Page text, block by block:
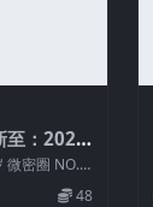
至：2025.
微密圈 NO.0
48